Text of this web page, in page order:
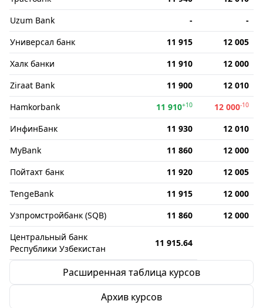
Uzum Bank
-
-
Универсал банк
11 915
12 005
Халк банки
11 910
12 000
Ziraat Bank
11 900
12 010
Hamkorbank
11 910+10 12 000-10
ИнфинБанк 11 930
12 010
MyBank
11 860
12 000
Пойтахт банк
11 920
12 005
TengeBank
11 915
12 000
Узпромстройбанк (SQB)
11 860
12 000
Центральный банк
Республики Узбекистан
11 915.64
Расширенная таблица курсов
Архив курсов